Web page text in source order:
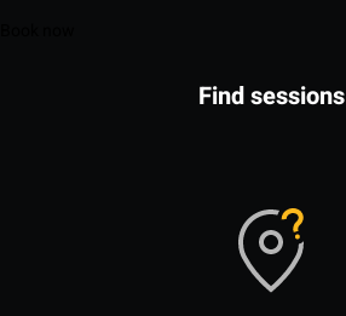
Find sessions